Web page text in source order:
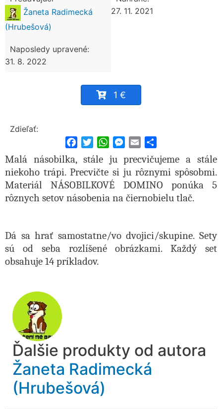
Žaneta Radimecká
(Hrubešová)
27. 11. 2021
Naposledy upravené:
31. 8. 2022
1 €
Zdieľať:
FacebookTwitterWhatsApp
Messenger
Email
Malá násobilka, stále ju precvičujeme a stále
niekoho trápi. Precvičte si ju rôznymi spôsobmi.
Materiál NÁSOBILKOVÉ DOMINO ponúka 5
rôznych setov násobenia na čiernobielu tlač.
Dá sa hrať samostatne/vo dvojici/skupine. Sety
sú od seba rozlíšené obrázkami. Každý set
obsahuje 14 príkladov.
Ďalšie produkty od autora
Žaneta Radimecká
(Hrubešová)